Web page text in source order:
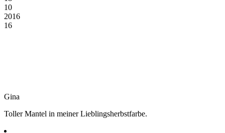
10
2016
16
Gina
Toller Mantel in meiner Lieblingsherbstfarbe.